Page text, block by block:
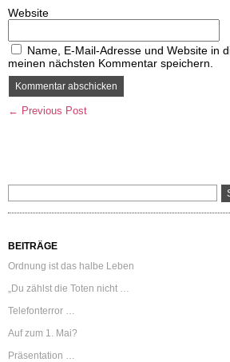
Website
Name, E-Mail-Adresse und Website in
meinen nächsten Kommentar speichern.
← Previous Post
BEITRÄGE
Ordnung ist das halbe Leben
„Du zählst die Toten nicht …
Telefonterror …
Auf zum 1. Mai?
Präsentation …